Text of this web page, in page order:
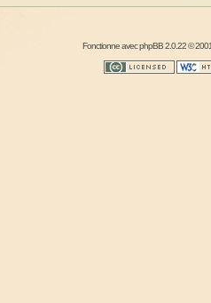
Fonctionne avecphpBB2.0.22 ©